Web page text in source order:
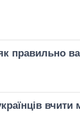
правильно
вчити